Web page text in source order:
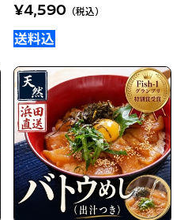
¥4,590 （税込）